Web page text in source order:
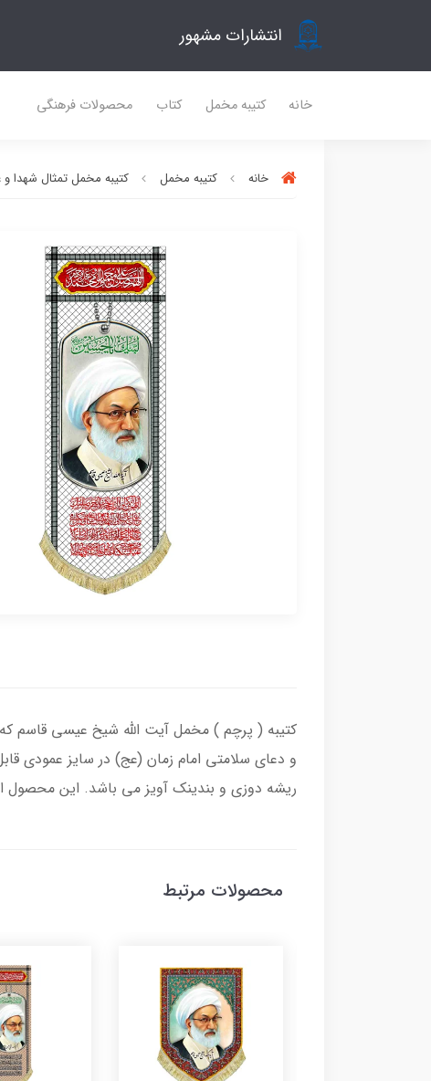
انتشارات مشهور
خانه کتیبه مخمل کتاب محصولات فرهنگی
خانه کتیبه مخمل کتیبه مخمل تمثال شهدا و
کتیبه ( پرچم ) مخمل آیت الله شیخ عیسی قاسم
و دعای سلامتی امام زمان (عج) در سایز عمودی
ریشه دوزی و بندینک آویز می باشد. این محصول
محصولات مرتبط